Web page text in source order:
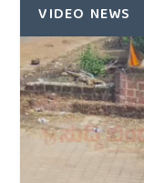
VIDEO NEWS